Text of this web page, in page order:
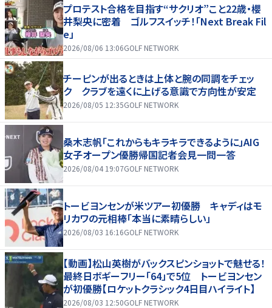
プロテスト合格を目指す“サクリオ”こと22歳・櫻
井梨央に密着 ゴルフスイッチ！「Next Break Fil
e」
2026/08/06 13:06GOLF NETWORK
チーピンが出るときは上体と腕の同調をチェッ
ク クラブを遠くに上げる意識で方向性が安定
2026/08/05 12:35GOLF NETWORK
桑木志帆「これからもキラキラできるように」AIG
女子オープン優勝帰国記者会見一問一答
2026/08/04 19:07GOLF NETWORK
トービヨンセンが米ツアー初優勝 キャディはモ
リカワの元相棒「本当に素晴らしい」
2026/08/03 16:16GOLF NETWORK
【動画】松山英樹がバックスピンショットで魅せる！
最終日ボギーフリー「64」で5位 トービヨンセン
が初優勝【ロケットクラシック4日目ハイライト】
2026/08/03 12:50GOLF NETWORK